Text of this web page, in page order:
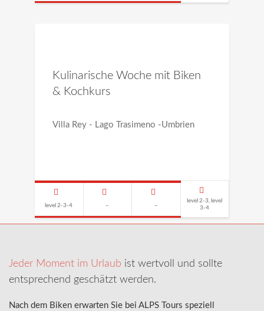
Kulinarische Woche mit Biken
& Kochkurs
Villa Rey - Lago Trasimeno -Umbrien
level 2-3-4 – –
level 2-3, level
3-4
Jeder Moment im Urlaub ist wertvoll und sollte
entsprechend geschätzt werden.
Nach dem Biken erwarten Sie bei ALPS Tours speziell